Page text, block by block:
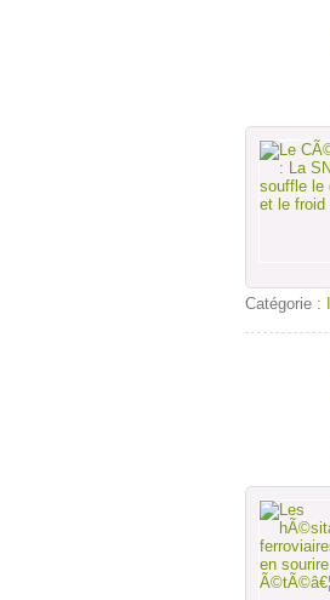
Catégorie :